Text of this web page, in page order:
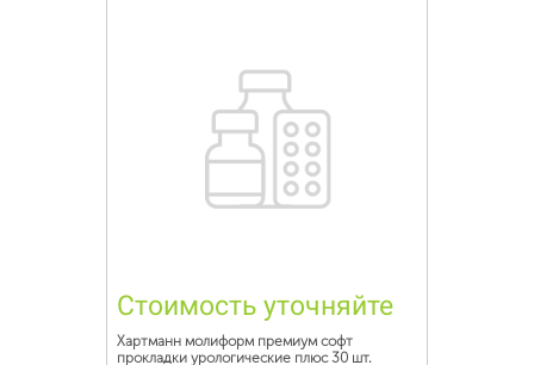
Стоимость уточняйте
Хартманн молиформ премиум софт
прокладки урологические плюс 30 шт.